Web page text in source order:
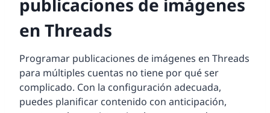
publicaciones de imágenes
en Threads
Programar publicaciones de imágenes en Threads
para múltiples cuentas no tiene por qué ser
complicado. Con la configuración adecuada,
puedes planificar contenido con anticipación,